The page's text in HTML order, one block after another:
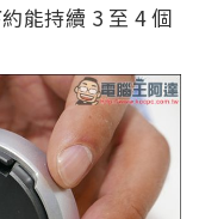
能持續 3 至 4 個